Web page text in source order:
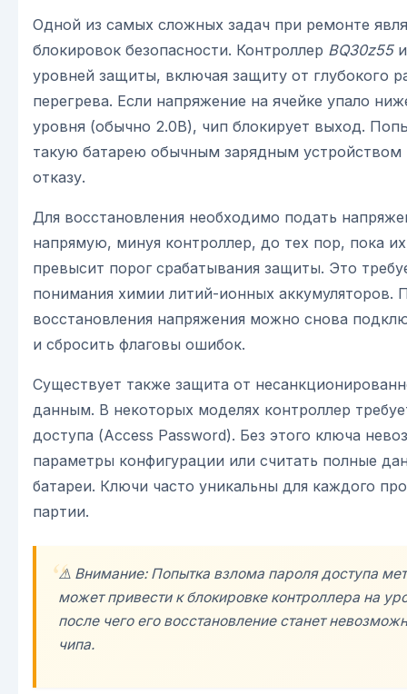
Одной из самых сложных задач при ремонте
блокировок безопасности. Контроллер BQ30z55
уровней защиты, включая защиту от глубокого
перегрева. Если напряжение на ячейке упало
уровня (обычно 2.0В), чип блокирует выход.
такую батарею обычным зарядным устройством
отказу.
Для восстановления необходимо подать
напрямую, минуя контроллер, до тех пор, пока
превысит порог срабатывания защиты. Это
понимания химии литий-ионных аккумуляторов.
восстановления напряжения можно снова
и сбросить флаговы ошибок.
Существует также защита от
данным. В некоторых моделях контроллер
доступа (Access Password). Без этого ключа
параметры конфигурации или считать полные
батареи. Ключи часто уникальны для каждого
партии.
⚠️ Внимание: Попытка взлома пароля доступа
может привести к блокировке контроллера на
после чего его восстановление станет
чипа.